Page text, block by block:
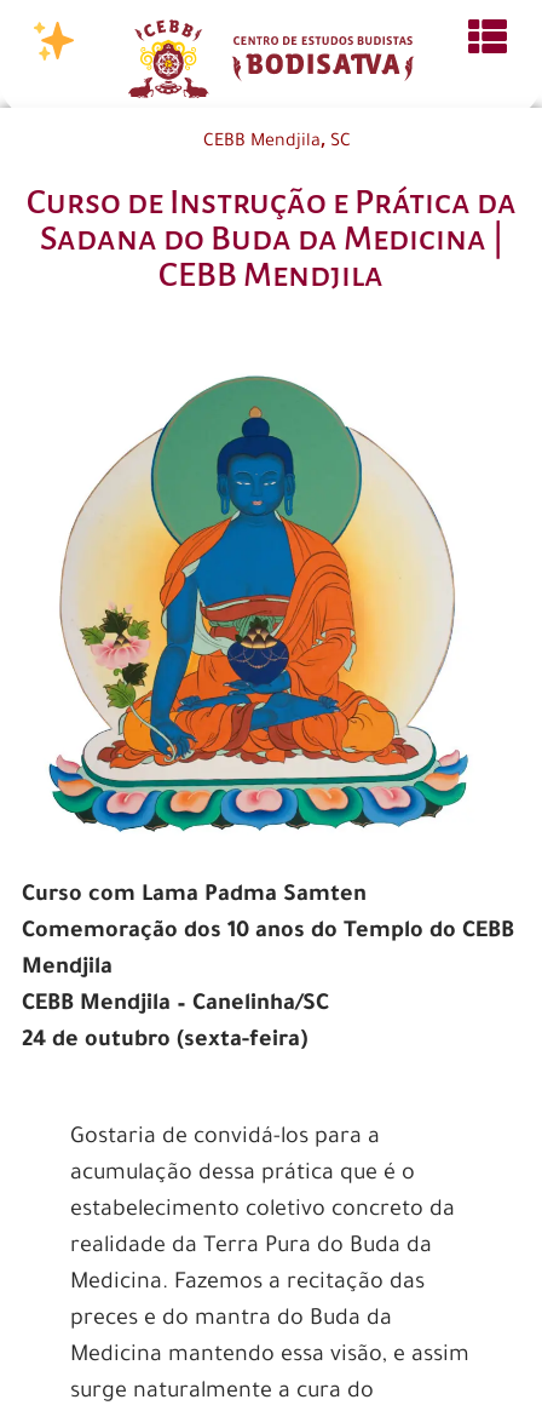
CEBB Mendjila, SC
Curso de Instrução e Prática da
Sadana do Buda da Medicina |
CEBB Mendjila
Curso com Lama Padma Samten
Comemoração dos 10 anos do Templo do CEBB
Mendjila
CEBB Mendjila – Canelinha/SC
24 de outubro (sexta-feira)
Gostaria de convidá-los para a
acumulação dessa prática que é o
estabelecimento coletivo concreto da
realidade da Terra Pura do Buda da
Medicina. Fazemos a recitação das
preces e do mantra do Buda da
Medicina mantendo essa visão, e assim
surge naturalmente a cura do